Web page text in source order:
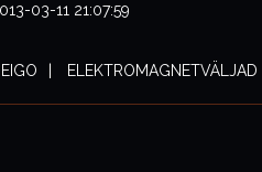
03-11 21:07:59
ELEKTROMAGNETVÄLJAD